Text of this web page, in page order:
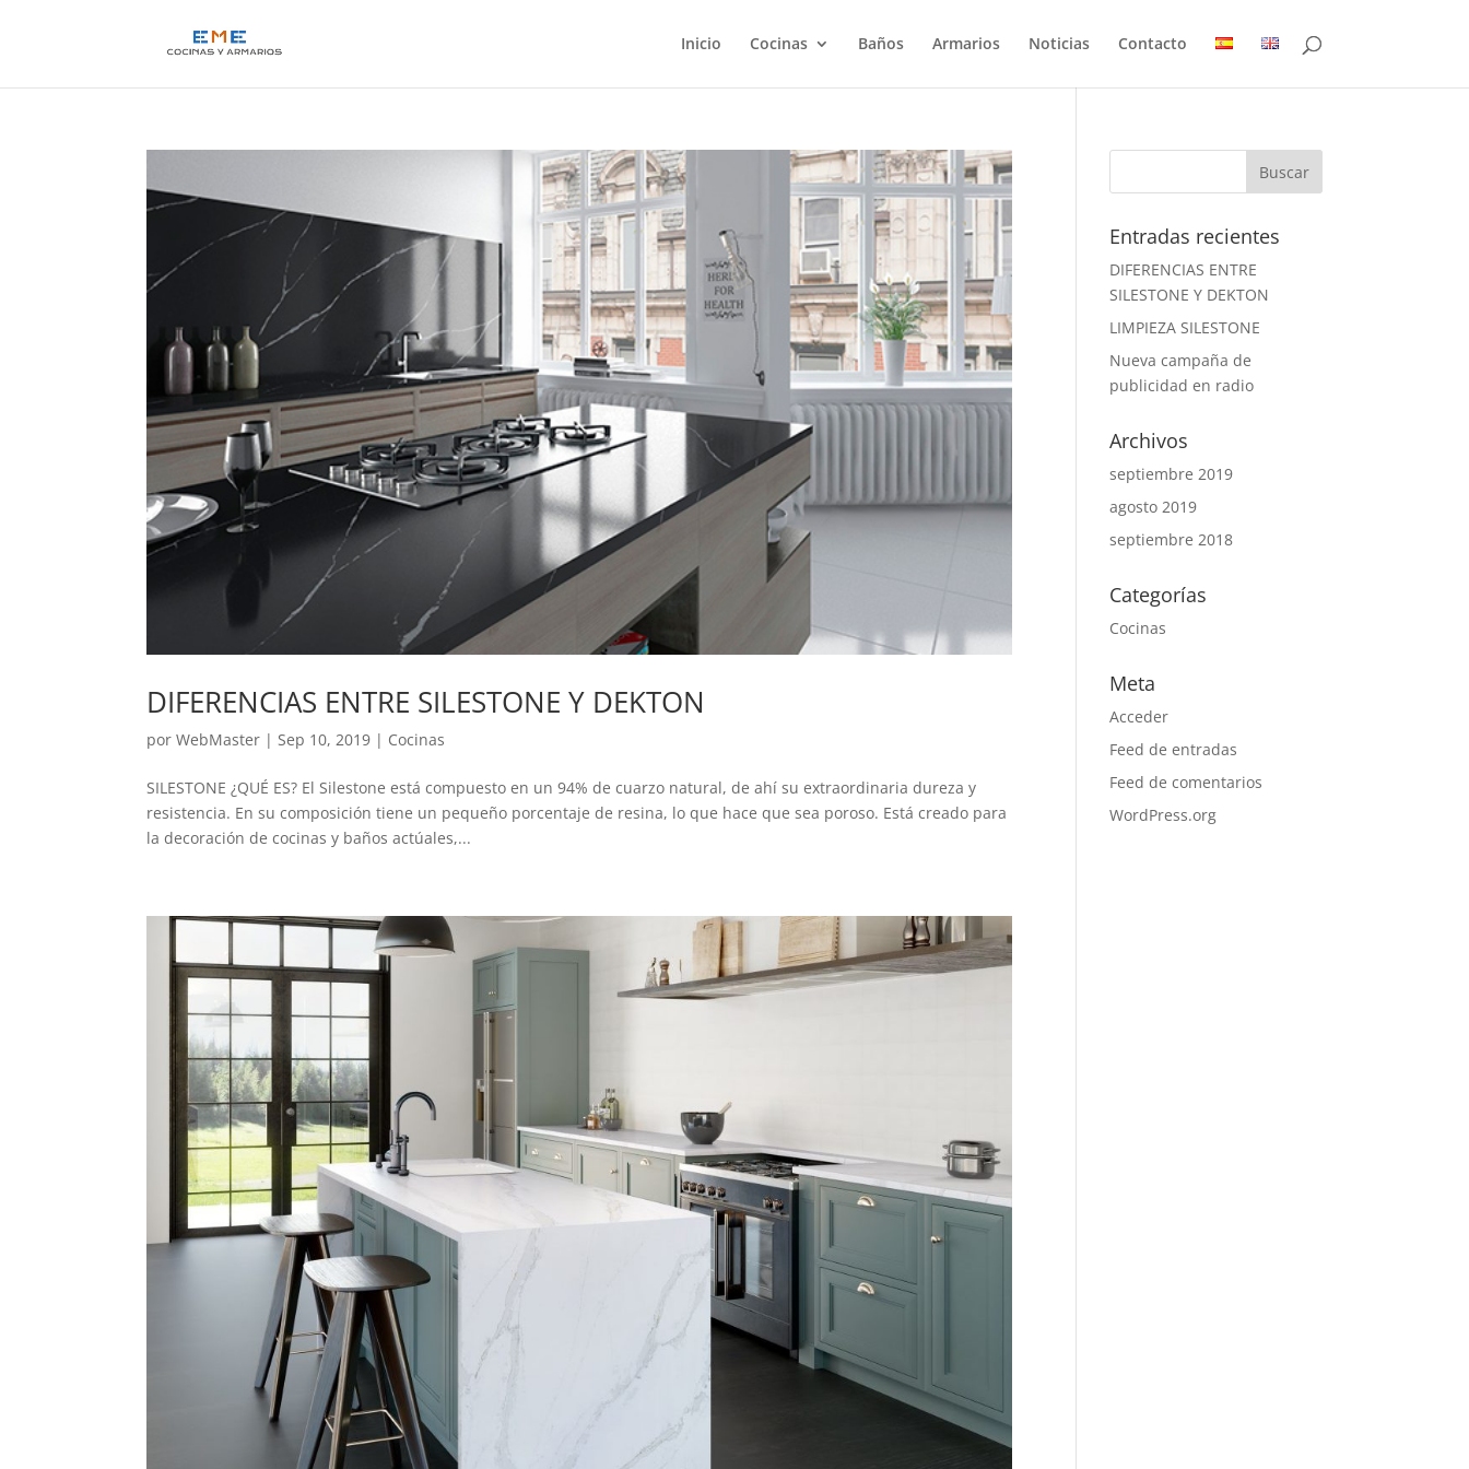
Inicio Cocinas Baños Armarios Noticias Contacto
DIFERENCIAS ENTRE SILESTONE Y DEKTON
porWebMaster | Sep 10, 2019 | Cocinas
SILESTONE ¿QUÉ ES? El Silestone está compuesto en un 94% de cuarzo natural, de ahí su extraordinaria dureza y
resistencia. En su composición tiene un pequeño porcentaje de resina, lo que hace que sea poroso. Está creado para
la decoración de cocinas y baños actúales,...
Entradas recientes
DIFERENCIAS ENTRE
SILESTONE Y DEKTON
LIMPIEZA SILESTONE
Nueva campaña de
publicidad en radio
Archivos
septiembre 2019
agosto 2019
septiembre 2018
Categorías
Cocinas
Meta
Acceder
Feed de entradas
Feed de comentarios
WordPress.org